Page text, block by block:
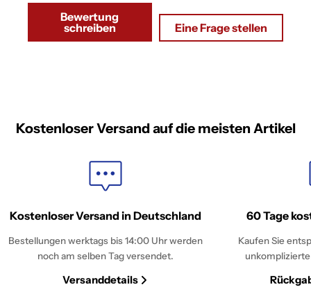
Bewertung
schreiben
Eine Frage stellen
Kostenloser Versand auf die meisten Artikel
Kostenloser Versand in Deutschland
Bestellungen werktags bis 14:00 Uhr werden
noch am selben Tag versendet.
Versanddetails
60 Tage
Kaufen Sie